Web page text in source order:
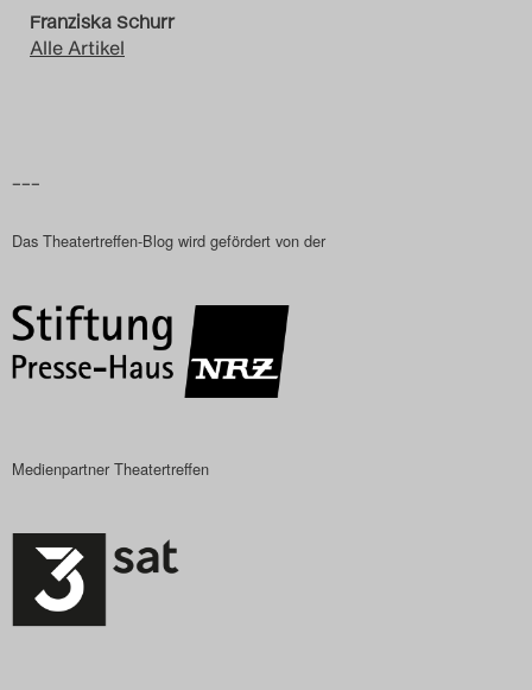
Das Theatertreffen-Blog
2024
Das Theatertreffen-Blog
Das Theatertreffen-Blog
Impressum
Franziska Schurr
Alle Artikel
–––
Das Theatertreffen-Blog wird gefördert von der
Medienpartner Theatertreffen